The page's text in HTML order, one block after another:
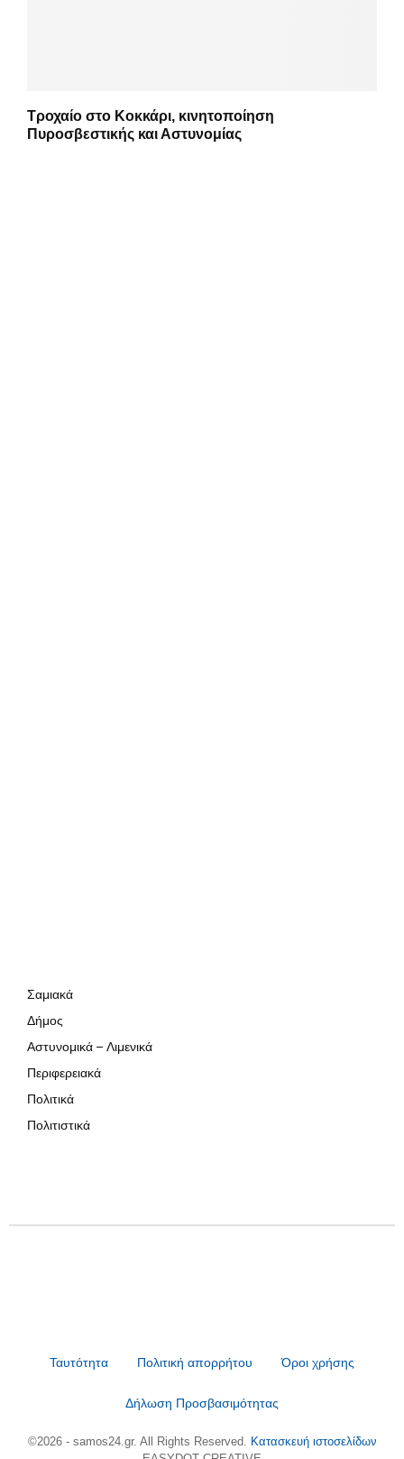
Τροχαίο στο Κοκκάρι, κινητοποίηση
Πυροσβεστικής και Αστυνομίας
Σαμιακά
Δήμος
Αστυνομικά – Λιμενικά
Περιφερειακά
Πολιτικά
Πολιτιστικά
Ταυτότητα Πολιτική απορρήτου Όροι χρήσης
Δήλωση Προσβασιμότητας
©2026 - samos24.gr. All Rights Reserved. Κατασκευή ιστοσελίδων